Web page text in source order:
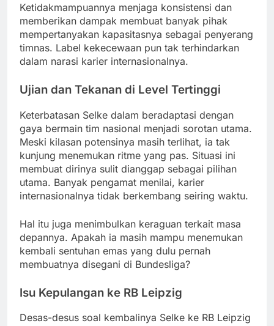
Ketidakmampuannya menjaga konsistensi dan
memberikan dampak membuat banyak pihak
mempertanyakan kapasitasnya sebagai penyerang
timnas. Label kekecewaan pun tak terhindarkan
dalam narasi karier internasionalnya.
Ujian dan Tekanan di Level Tertinggi
Keterbatasan Selke dalam beradaptasi dengan
gaya bermain tim nasional menjadi sorotan utama.
Meski kilasan potensinya masih terlihat, ia tak
kunjung menemukan ritme yang pas. Situasi ini
membuat dirinya sulit dianggap sebagai pilihan
utama. Banyak pengamat menilai, karier
internasionalnya tidak berkembang seiring waktu.
Hal itu juga menimbulkan keraguan terkait masa
depannya. Apakah ia masih mampu menemukan
kembali sentuhan emas yang dulu pernah
membuatnya disegani di Bundesliga?
Isu Kepulangan ke RB Leipzig
Desas-desus soal kembalinya Selke ke RB Leipzig